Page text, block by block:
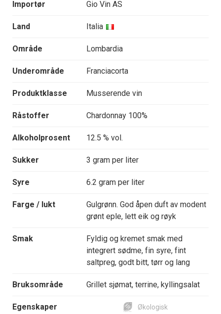
Importør Gio Vin AS
Land Italia
Område Lombardia
Underområde Franciacorta
Produktklasse Musserende vin
Råstoffer Chardonnay 100%
Alkoholprosent 12.5 % vol.
Sukker 3 gram per liter
Syre 6.2 gram per liter
Farge / lukt
Gulgrønn. God åpen duft av modent
grønt eple, lett eik og røyk
Smak
Fyldig og kremet smak med
integrert sødme, fin syre, fint
saltpreg, godt bitt, tørr og lang
Bruksområde Grillet sjømat, terrine, kyllingsalat
Egenskaper Økologisk